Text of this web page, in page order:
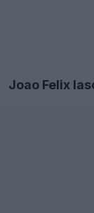
Joao Felix